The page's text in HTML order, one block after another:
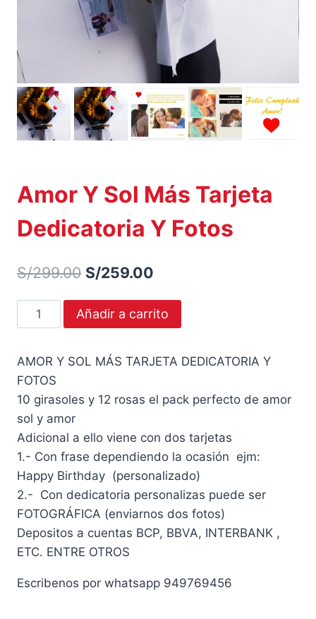
Amor Y Sol Más Tarjeta
Dedicatoria Y Fotos
S/299.00 El
precio
original
S/299.00.
S/259.00
precio
actual
S/259.00.
Amor
Y
Más
Tarjeta
Dedicatoria
Y
Fotos
cantidad
Añadir a carrito
AMOR Y SOL MÁS TARJETA DEDICATORIA Y
FOTOS
10 girasoles y 12 rosas el pack perfecto de amor
sol y amor
Adicional a ello viene con dos tarjetas
1.- Con frase dependiendo la ocasión ejm:
Happy Birthday (personalizado)
2.- Con dedicatoria personalizas puede ser
FOTOGRÁFICA (enviarnos dos fotos)
Depositos a cuentas BCP, BBVA, INTERBANK ,
ETC. ENTRE OTROS
Escribenos por whatsapp 949769456